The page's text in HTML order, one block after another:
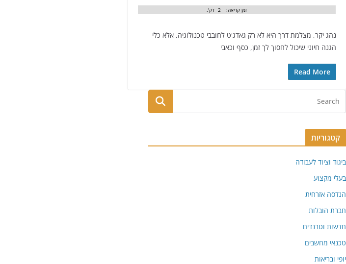
זמן קריאה: 2 דק'.
נהג יקר, מצלמת דרך היא לא רק גאדג'ט לחובבי טכנולוגיה, אלא כלי
הגנה חיוני שיכול לחסוך לך זמן, כסף וכאבי
Read More
קטגוריות
ביגוד וציוד לעבודה
בעלי מקצוע
הנדסה אזרחית
חברת הובלות
חדשות וטרנדים
טכנאי מחשבים
יופי ובריאות